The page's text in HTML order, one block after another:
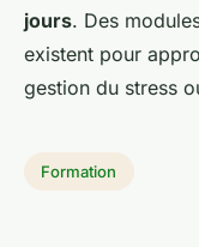
jours. Des
existent pour
gestion du stress
Formation